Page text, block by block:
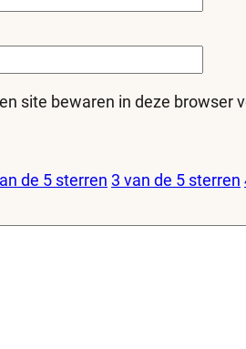
site bewaren in deze browser
de 5 sterren 3 van de 5 sterren